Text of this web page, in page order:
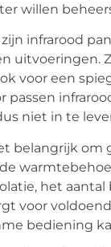
willen
infrarood
uitvoeringen.
voor een
passen
niet in te
belangrijk
het
voor
bediening